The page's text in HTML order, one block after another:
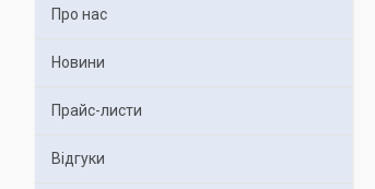
Про нас
Новини
Прайс-листи
Відгуки